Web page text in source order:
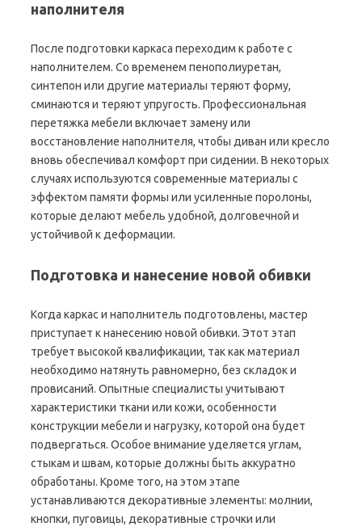
наполнителя
После подготовки каркаса переходим к работе с
наполнителем. Со временем пенополиуретан,
синтепон или другие материалы теряют форму,
сминаются и теряют упругость. Профессиональная
перетяжка мебели включает замену или
восстановление наполнителя, чтобы диван или кресло
вновь обеспечивал комфорт при сидении. В некоторых
случаях используются современные материалы с
эффектом памяти формы или усиленные поролоны,
которые делают мебель удобной, долговечной и
устойчивой к деформации.
Подготовка и нанесение новой обивки
Когда каркас и наполнитель подготовлены, мастер
приступает к нанесению новой обивки. Этот этап
требует высокой квалификации, так как материал
необходимо натянуть равномерно, без складок и
провисаний. Опытные специалисты учитывают
характеристики ткани или кожи, особенности
конструкции мебели и нагрузку, которой она будет
подвергаться. Особое внимание уделяется углам,
стыкам и швам, которые должны быть аккуратно
обработаны. Кроме того, на этом этапе
устанавливаются декоративные элементы: молнии,
кнопки, пуговицы, декоративные строчки или